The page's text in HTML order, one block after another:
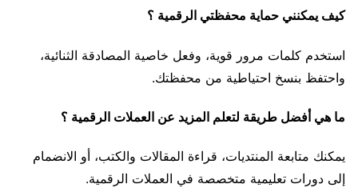
كيف يمكنني حماية محفظتي الرقمية ؟
استخدم كلمات مرور قوية، وفعل خاصية المصادقة الثنائية،
واحتفظ بنسخ احتياطية من محفظتك.
ما هي أفضل طريقة لتعلم المزيد عن العملات الرقمية ؟
يمكنك متابعة المنتديات، قراءة المقالات والكتب، أو الانضمام
إلى دورات تعليمية متخصصة في العملات الرقمية.